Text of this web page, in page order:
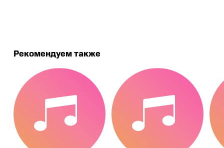
Рекомендуем также